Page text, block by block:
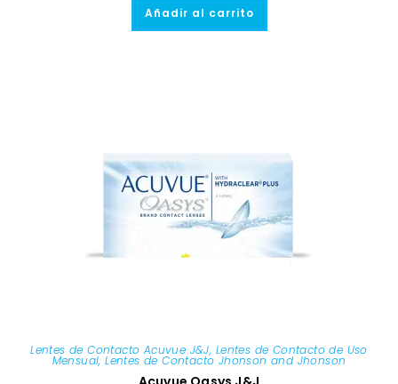
Añadir al carrito
Lentes de Contacto Acuvue J&J, Lentes de Contacto de Uso
Mensual,Lentes de Contacto Jhonson and Jhonson